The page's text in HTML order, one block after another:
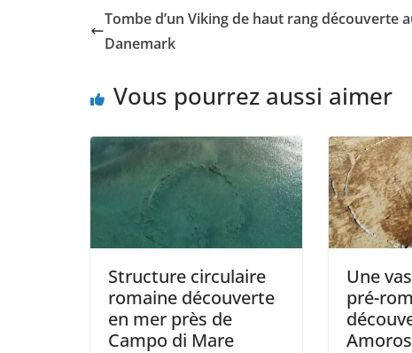
Tombe d’un Viking de haut rang découverte
Danemark
Vous pourrez aussi aimer
Structure circulaire
romaine découverte
en mer près de
Campo di Mare
Une
pré-